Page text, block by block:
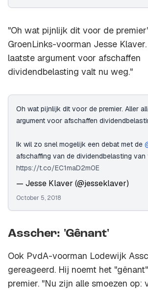
"Oh wat pijnlijk dit voor de
GroenLinks-voorman Jesse
laatste argument voor afschaffen
dividendbelasting valt nu weg."
Oh wat pijnlijk dit voor de premier. Aller
argument voor afschaffen
Ik wil zo snel mogelijk een debat met de
afschaffing van de dividendbelasting van
https://t.co/EC1maD2m0E
— Jesse Klaver (@jesseklaver)
October 5, 2018
Asscher: 'Gênant'
Ook PvdA-voorman Lodewijk
gereageerd. Hij noemt het
premier. "Nu zijn alle smoezen op: